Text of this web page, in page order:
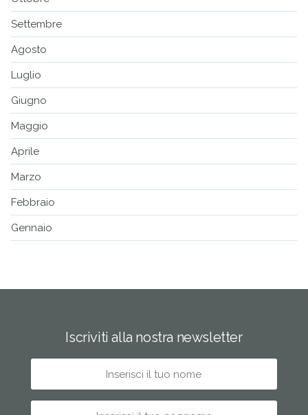
Settembre
Agosto
Luglio
Giugno
Maggio
Aprile
Marzo
Febbraio
Gennaio
Iscriviti alla nostra newsletter